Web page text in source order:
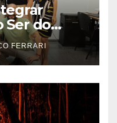
Ser do
Paulo
FERRARI